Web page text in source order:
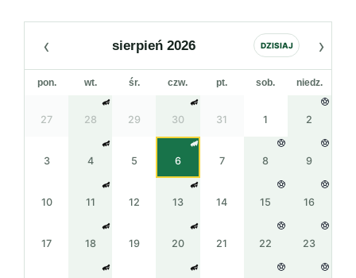
‹ sierpień 2026 DZISIAJ ›
pon. wt. śr. czw. pt. sob. niedz.
27 28 29 30 31 1 2
3 4 5 6 7 8 9
10 11 12 13 14 15 16
17 18 19 20 21 22 23